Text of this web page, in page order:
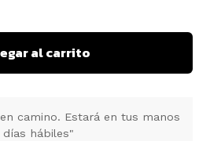
al carrito
camino. Estará en tus manos
hábiles"